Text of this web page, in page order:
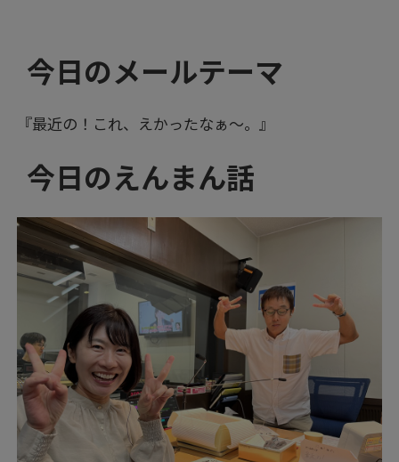
今日のメールテーマ
『最近の！これ、えかったなぁ～。』
今日のえんまん話